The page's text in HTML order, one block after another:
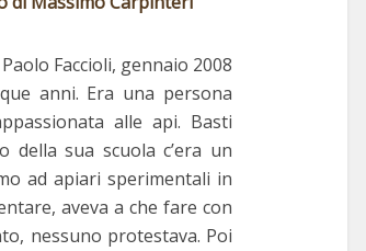
Faccioli, gennaio 2008
anni. Era una persona
alle api. Basti
della sua scuola c’era un
ad apiari sperimentali in
aveva a che fare con
nessuno protestava. Poi